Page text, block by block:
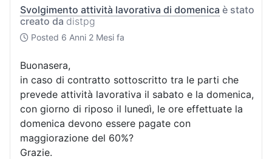
Svolgimento attività lavorativa di domenica è stato
creato da distpg
Posted 6 Anni 2 Mesi fa
Buonasera,
in caso di contratto sottoscritto tra le parti che
prevede attività lavorativa il sabato e la domenica,
con giorno di riposo il lunedì, le ore effettuate la
domenica devono essere pagate con
maggiorazione del 60%?
Grazie.